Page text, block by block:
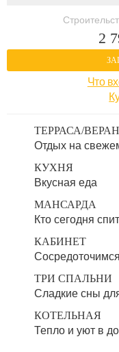
2
Что
ТЕРРАСА/
Отдых на
КУХНЯ
Вкусная еда
МАНСАРДА
Кто сегодня
КАБИНЕТ
ТРИ СПАЛЬНИ
Сладкие сны
КОТЕЛЬНАЯ
Тепло и уют в